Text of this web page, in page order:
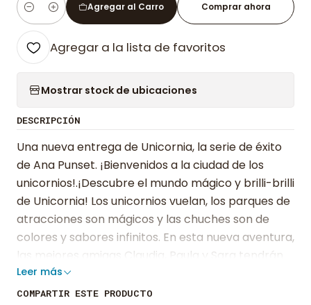
Cantidad
Agregar al Carro Comprar ahora
Agregar a la lista de favoritos
Mostrar stock de ubicaciones
DESCRIPCIÓN
Una nueva entrega de Unicornia, la serie de éxito
de Ana Punset. ¡Bienvenidos a la ciudad de los
unicornios!.¡Descubre el mundo mágico y brilli-brilli
de Unicornia! Los unicornios vuelan, los parques de
atracciones son mágicos y las chuches son de
colores y sabores infinitos. En esta nueva aventura,
las mejores amigas Claudia, Paula y Sara tendrán
que unirse una vez más para salirse con la suya.
¡En Unicornia siempre hay aventuras que lo ponen
Leer más
COMPARTIR ESTE PRODUCTO